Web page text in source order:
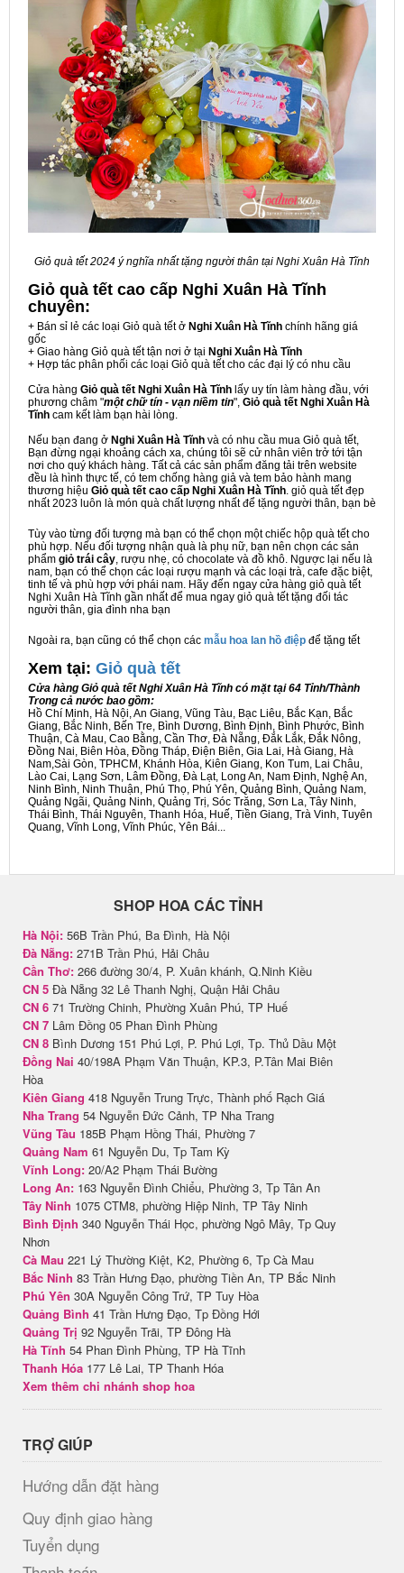
Giỏ quà tết 2024 ý nghĩa nhất tặng người thân tại Nghi Xuân Hà Tĩnh
Giỏ quà tết cao cấp Nghi Xuân Hà Tĩnh
chuyên:
+ Bán sỉ lẻ các loại Giỏ quà tết ở Nghi Xuân Hà Tĩnh chính hãng giá
gốc
+ Giao hàng Giỏ quà tết tận nơi ở tại Nghi Xuân Hà Tĩnh
+ Hợp tác phân phối các loại Giỏ quà tết cho các đại lý có nhu cầu
Cửa hàng Giỏ quà tết Nghi Xuân Hà Tĩnh lấy uy tín làm hàng đầu, với
phương châm "một chữ tín - vạn niềm tin", Giỏ quà tết Nghi Xuân Hà
Tĩnh cam kết làm bạn hài lòng.
Nếu bạn đang ở Nghi Xuân Hà Tĩnh và có nhu cầu mua Giỏ quà tết,
Bạn đừng ngại khoảng cách xa, chúng tôi sẽ cử nhân viên trở tới tận
nơi cho quý khách hàng. Tất cả các sản phẩm đăng tải trên website
đều là hình thực tế, có tem chống hàng giả và tem bảo hành mang
thương hiệu Giỏ quà tết cao cấp Nghi Xuân Hà Tĩnh. giỏ quà tết đẹp
nhất 2023 luôn là món quà chất lượng nhất để tặng người thân, bạn bè
Tùy vào từng đối tượng mà bạn có thể chọn một chiếc hộp quà tết cho
phù hợp. Nếu đối tượng nhận quà là phụ nữ, bạn nên chọn các sản
phẩm giỏ trái cây, rượu nhẹ, có chocolate và đồ khô. Ngược lại nếu là
nam, bạn có thể chọn các loại rượu mạnh và các loại trà, cafe đặc biệt,
tinh tế và phù hợp với phái nam. Hãy đến ngay cửa hàng giỏ quà tết
Nghi Xuân Hà Tĩnh gần nhất để mua ngay giỏ quà tết tặng đối tác
người thân, gia đình nha bạn
Ngoài ra, bạn cũng có thể chọn các mẫu hoa lan hồ điệp để tặng tết
Xem tại: Giỏ quà tết
Cửa hàng Giỏ quà tết Nghi Xuân Hà Tĩnh có mặt tại 64 Tỉnh/Thành
Trong cả nước bao gồm:
Hồ Chí Minh, Hà Nội, An Giang, Vũng Tàu, Bạc Liêu, Bắc Kạn, Bắc
Giang, Bắc Ninh, Bến Tre, Bình Dương, Bình Định, Bình Phước, Bình
Thuận, Cà Mau, Cao Bằng, Cần Thơ, Đà Nẵng, Đắk Lắk, Đắk Nông,
Đồng Nai, Biên Hòa, Đồng Tháp, Điện Biên, Gia Lai, Hà Giang, Hà
Nam,Sài Gòn, TPHCM, Khánh Hòa, Kiên Giang, Kon Tum, Lai Châu,
Lào Cai, Lạng Sơn, Lâm Đồng, Đà Lạt, Long An, Nam Định, Nghệ An,
Ninh Bình, Ninh Thuận, Phú Thọ, Phú Yên, Quảng Bình, Quảng Nam,
Quảng Ngãi, Quảng Ninh, Quảng Trị, Sóc Trăng, Sơn La, Tây Ninh,
Thái Bình, Thái Nguyên, Thanh Hóa, Huế, Tiền Giang, Trà Vinh, Tuyên
Quang, Vĩnh Long, Vĩnh Phúc, Yên Bái...
SHOP HOA CÁC TỈNH
Hà Nội: 56B Trần Phú, Ba Đình, Hà Nội
Đà Nẵng: 271B Trần Phú, Hải Châu
Cần Thơ: 266 đường 30/4, P. Xuân khánh, Q.Ninh Kiều
CN 5 Đà Nẵng 32 Lê Thanh Nghị, Quận Hải Châu
CN 6 71 Trường Chinh, Phường Xuân Phú, TP Huế
CN 7 Lâm Đồng 05 Phan Đình Phùng
CN 8 Bình Dương 151 Phú Lợi, P. Phú Lợi, Tp. Thủ Dầu Một
Đồng Nai 40/198A Phạm Văn Thuận, KP.3, P.Tân Mai Biên
Hòa
Kiên Giang 418 Nguyễn Trung Trực, Thành phố Rạch Giá
Nha Trang 54 Nguyễn Đức Cảnh, TP Nha Trang
Vũng Tàu 185B Phạm Hồng Thái, Phường 7
Quảng Nam 61 Nguyễn Du, Tp Tam Kỳ
Vĩnh Long: 20/A2 Phạm Thái Bường
Long An: 163 Nguyễn Đình Chiểu, Phường 3, Tp Tân An
Tây Ninh 1075 CTM8, phường Hiệp Ninh, TP Tây Ninh
Bình Định 340 Nguyễn Thái Học, phường Ngô Mây, Tp Quy
Nhơn
Cà Mau 221 Lý Thường Kiệt, K2, Phường 6, Tp Cà Mau
Bắc Ninh 83 Trần Hưng Đạo, phường Tiền An, TP Bắc Ninh
Phú Yên 30A Nguyễn Công Trứ, TP Tuy Hòa
Quảng Bình 41 Trần Hưng Đạo, Tp Đồng Hới
Quảng Trị 92 Nguyễn Trãi, TP Đông Hà
Hà Tĩnh 54 Phan Đình Phùng, TP Hà Tĩnh
Thanh Hóa 177 Lê Lai, TP Thanh Hóa
Xem thêm chi nhánh shop hoa
TRỢ GIÚP
Hướng dẫn đặt hàng
Quy định giao hàng
Tuyển dụng